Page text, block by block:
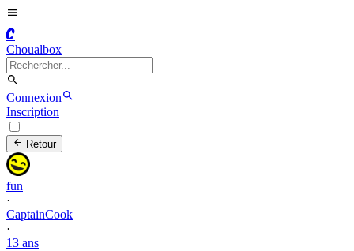
C
Choualbox
Connexion
Inscription
Retour
fun
·
CaptainCook
·
13 ans